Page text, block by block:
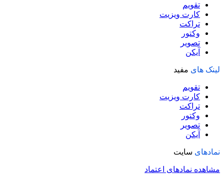
تقویم
کارت ویزیت
تراکت
وکتور
تصویر
آیکن
لینک های مفید
تقویم
کارت ویزیت
تراکت
وکتور
تصویر
آیکن
نمادهای سایت
مشاهده نمادهای اعتماد